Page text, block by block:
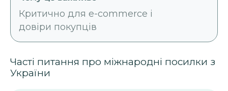
Критично для e-commerce і
довіри покупців
Часті питання про міжнародні посилки з
України